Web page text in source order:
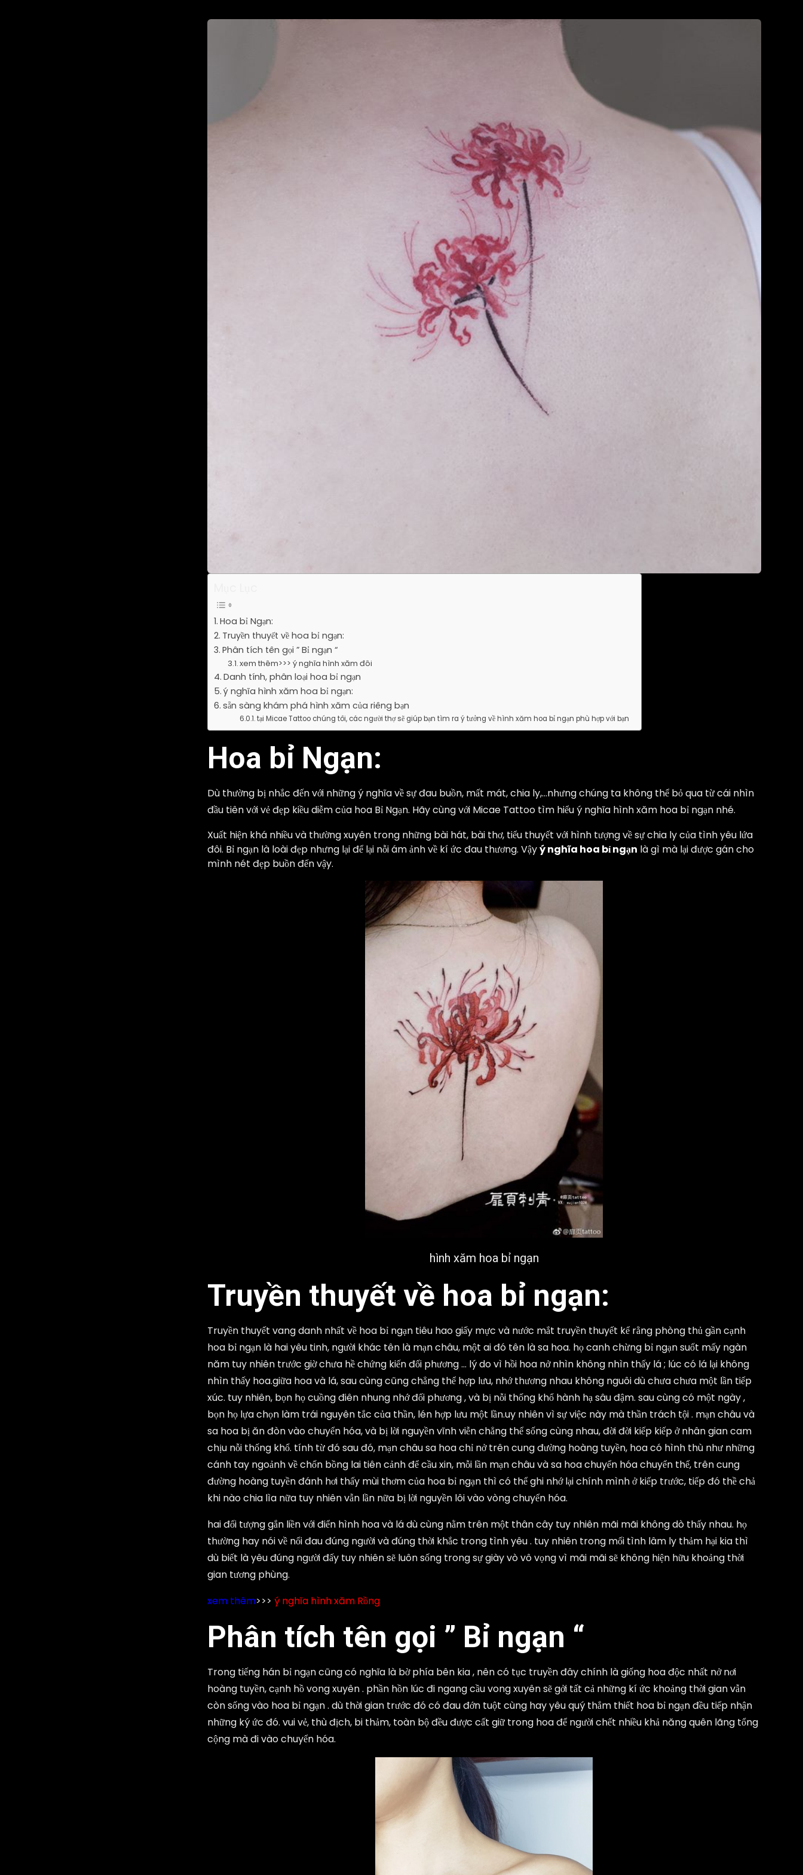
Hoa bỉ Ngạn:
Truyền thuyết về hoa bỉ ngạn:
Phân tích tên gọi ” Bỉ ngạn “
xem thêm>>> ý nghĩa hình xăm đôi
Danh tính, phân loại hoa bỉ ngạn
ý nghĩa hình xăm hoa bỉ ngạn:
sẵn sàng khám phá hình xăm của riêng bạn
tại Micae Tattoo chúng tôi, các người thợ sẽ giúp bạn tìm ra ý tưởng về hình xăm hoa bỉ ngạn phù hợp với bạn
Hoa bỉ Ngạn:
Dù thường bị nhắc đến với những ý nghĩa về sự đau buồn, mất mát, chia ly,…nhưng chúng ta không thể bỏ qua từ cái nhìn
đầu tiên với vẻ đẹp kiều diễm của hoa Bỉ Ngạn. Hãy cùng với Micae Tattoo tìm hiểu ý nghĩa hình xăm hoa bỉ ngạn nhé.
Xuất hiện khá nhiều và thường xuyên trong những bài hát, bài thơ, tiểu thuyết với hình tượng về sự chia ly của tình yêu lứa
đôi. Bỉ ngạn là loài đẹp nhưng lại để lại nỗi ám ảnh về kí ức đau thương. Vậyý nghĩa hoa bỉ ngạn là gì mà lại được gán cho
mình nét đẹp buồn đến vậy.
hình xăm hoa bỉ ngạn
Truyền thuyết về hoa bỉ ngạn:
Truyền thuyết vang danh nhất về hoa bỉ ngạn tiêu hao giấy mực và nước mắt truyền thuyết kể rằng phòng thủ gần cạnh
hoa bỉ ngạn là hai yêu tinh, người khác tên là mạn châu, một ai đó tên là sa hoa. họ canh chừng bỉ ngạn suốt mấy ngàn
năm tuy nhiên trước giờ chưa hề chứng kiến đối phương … lý do vì hồi hoa nở nhìn không nhìn thấy lá ; lúc có lá lại không
nhìn thấy hoa.giữa hoa và lá, sau cùng cũng chẳng thể hợp lưu, nhớ thương nhau không nguôi dù chưa chưa một lần tiếp
xúc. tuy nhiên, bọn họ cuồng điên nhung nhớ đối phương , và bị nỗi thống khổ hành hạ sâu đậm. sau cùng có một ngày ,
bọn họ lựa chọn làm trái nguyên tắc của thần, lén hợp lưu một lần.uy nhiên vì sự việc này mà thần trách tội . mạn châu và
sa hoa bị ăn đòn vào chuyển hóa, và bị lời nguyền vĩnh viễn chẳng thể sống cùng nhau, đời đời kiếp kiếp ở nhân gian cam
chịu nỗi thống khổ. tính từ đó sau đó, mạn châu sa hoa chỉ nở trên cung đường hoàng tuyền, hoa có hình thù như những
cánh tay ngoảnh về chốn bồng lai tiên cảnh để cầu xin, mỗi lần mạn châu và sa hoa chuyển hóa chuyển thế, trên cung
đường hoàng tuyền đánh hơi thấy mùi thơm của hoa bỉ ngạn thì có thể ghi nhớ lại chính mình ở kiếp trước, tiếp đó thề chả
khi nào chia lìa nữa tuy nhiên vẫn lần nữa bị lời nguyền lôi vào vòng chuyển hóa.
hai đối tượng gắn liền với điển hình hoa và lá dù cùng nằm trên một thân cây tuy nhiên mãi mãi không dò thấy nhau. họ
thường hay nói về nổi đau đúng người và đúng thời khắc trong tình yêu . tuy nhiên trong mối tình lâm ly thảm hại kia thì
dù biết là yêu đúng người đấy tuy nhiên sẽ luôn sống trong sự giày vò vô vọng vì mãi mãi sẽ không hiện hữu khoảng thời
gian tương phùng.
xem thêm>>> ý nghĩa hình xăm Rồng
Phân tích tên gọi ” Bỉ ngạn “
Trong tiếng hán bỉ ngạn cũng có nghĩa là bờ phía bên kia , nên có tục truyền đây chính là giống hoa độc nhất nở nơi
hoàng tuyền, cạnh hồ vong xuyên . phần hồn lúc đi ngang cầu vong xuyên sẽ gởi tất cả những kí ức khoảng thời gian vẫn
còn sống vào hoa bỉ ngạn . dù thời gian trước đó có đau đớn tuột cùng hay yêu quý thắm thiết hoa bỉ ngạn đều tiếp nhận
những ký ức đó. vui vẻ, thù địch, bi thảm, toàn bộ đều được cất giữ trong hoa để người chết nhiều khả năng quên lãng tổng
cộng mà đi vào chuyển hóa.